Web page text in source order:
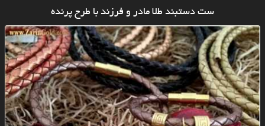
ست دستبند طلا مادر و فرزند با طرح پرنده